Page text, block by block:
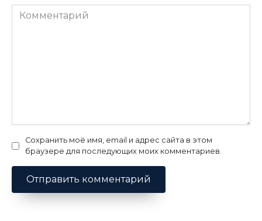
Комментарий
Сохранить моё имя, email и адрес сайта в этом
браузере для последующих моих комментариев.